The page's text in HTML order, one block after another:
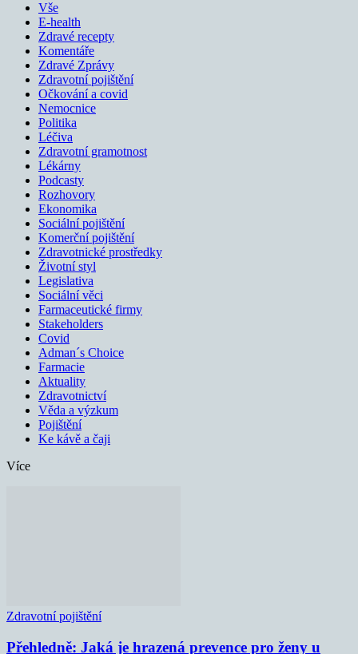
Vše
E-health
Zdravé recepty
Komentáře
Zdravé Zprávy
Zdravotní pojištění
Očkování a covid
Nemocnice
Politika
Léčiva
Zdravotní gramotnost
Lékárny
Podcasty
Rozhovory
Ekonomika
Sociální pojištění
Komerční pojištění
Zdravotnické prostředky
Životní styl
Legislativa
Sociální věci
Farmaceutické firmy
Stakeholders
Covid
Adman´s Choice
Farmacie
Aktuality
Zdravotnictví
Věda a výzkum
Pojištění
Ke kávě a čaji
Více
Zdravotní pojištění
Přehledně: Jaká je hrazená prevence pro ženy u